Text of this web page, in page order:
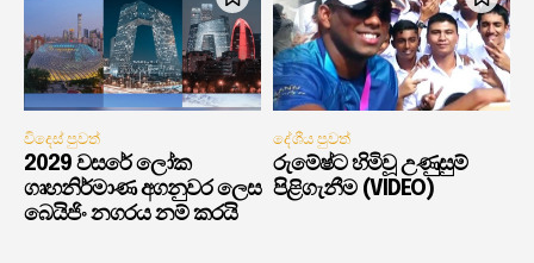
විදෙස් පුවත්
2029 වසරේ ලෝක
ගෘහනිර්මාණ අගනුවර ලෙස
බෙයිජිං නගරය නම් කරයි
දේශීය පුවත්
රුමේෂ්ට හිමිවූ උණුසුම්
පිළිගැනීම (VIDEO)